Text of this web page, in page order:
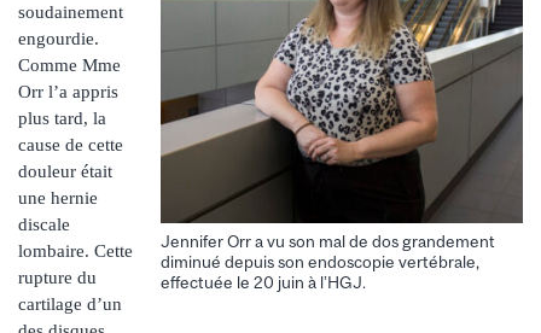
Jennifer Orr a vu son mal de dos grandement
diminué depuis son endoscopie vertébrale,
effectuée le 20 juin à l’HGJ.
soudainement
engourdie.
Comme Mme
Orr l’a appris
plus tard, la
cause de cette
douleur était
une hernie
discale
lombaire. Cette
rupture du
cartilage d’un